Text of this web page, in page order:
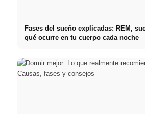
Fases del sueño explicadas: REM,
qué ocurre en tu cuerpo cada noche